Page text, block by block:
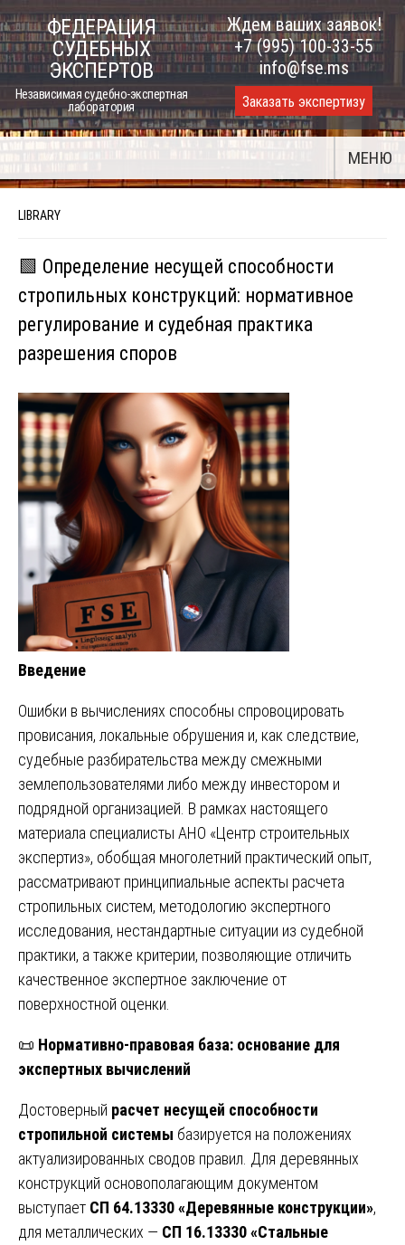
Skip
to
content
ФЕДЕРАЦИЯ
СУДЕБНЫХ
ЭКСПЕРТОВ
Независимая судебно-экспертная
лаборатория
Ждем ваших заявок!
+7 (995) 100-33-55
info@fse.ms
Заказать экспертизу
МЕНЮ
LIBRARY
🟩 Определение несущей способности
стропильных конструкций: нормативное
регулирование и судебная практика
разрешения споров
Введение
Ошибки в вычислениях способны спровоцировать
провисания, локальные обрушения и, как следствие,
судебные разбирательства между смежными
землепользователями либо между инвестором и
подрядной организацией. В рамках настоящего
материала специалисты АНО «Центр строительных
экспертиз», обобщая многолетний практический опыт,
рассматривают принципиальные аспекты расчета
стропильных систем, методологию экспертного
исследования, нестандартные ситуации из судебной
практики, а также критерии, позволяющие отличить
качественное экспертное заключение от
поверхностной оценки.
📜 Нормативно-правовая база: основание для
экспертных вычислений
Достоверный расчет несущей способности
стропильной системы базируется на положениях
актуализированных сводов правил. Для деревянных
конструкций основополагающим документом
выступает СП 64.13330 «Деревянные конструкции»,
для металлических — СП 16.13330 «Стальные